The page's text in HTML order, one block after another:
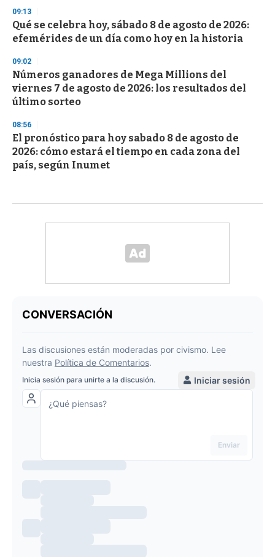
09:13
Qué se celebra hoy, sábado 8 de agosto de 2026:
efemérides de un día como hoy en la historia
09:02
Números ganadores de Mega Millions del
viernes 7 de agosto de 2026: los resultados del
último sorteo
08:56
El pronóstico para hoy sabado 8 de agosto de
2026: cómo estará el tiempo en cada zona del
país, según Inumet